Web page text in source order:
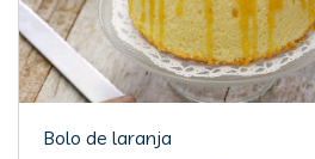
Bolo de laranja